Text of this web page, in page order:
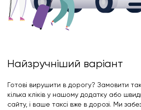
Найзручніший варіант
Готові вирушити в дорогу? Замовити
кілька кліків у нашому додатку або
сайту, і ваше таксі вже в дорозі. Ми